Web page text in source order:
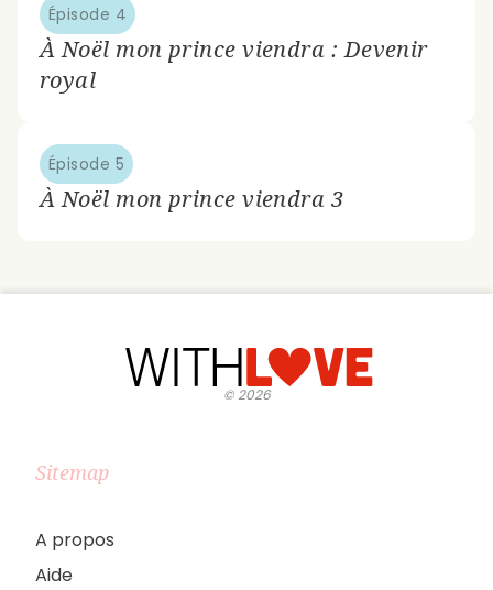
Épisode 4
À Noël mon prince viendra : Devenir
royal
Épisode 5
À Noël mon prince viendra 3
©2026
Sitemap
A propos
Aide